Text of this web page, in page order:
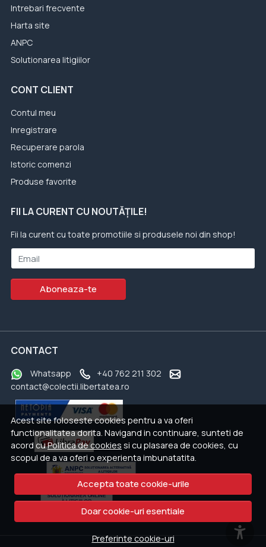
Acest site foloseste cookies pentru a va oferi
functionalitatea dorita. Navigand in continuare, sunteti de
acord cuPolitica de cookies si cu plasarea de cookies, cu
scopul de a va oferi o experienta imbunatatita.
Accepta toate cookie-urile
Doar cookie-uri esentiale
Preferinte cookie-uri
Intrebari frecvente
Harta site
ANPC
Solutionarea litigiilor
CONT CLIENT
Contul meu
Inregistrare
Recuperare parola
Istoric comenzi
Produse favorite
FII LA CURENT CU NOUTĂȚILE!
Fii la curent cu toate promotiile si produsele noi din shop!
Email
Aboneaza-te
CONTACT
Whatsapp
+40 762 211 302
contact@colectii.libertatea.ro